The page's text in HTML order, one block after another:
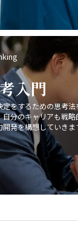
車などが、自社の独自
いることからも、自社
価値提案を行うこと
、競合他社との違い
略の見直しと改善を図
境でも勝利を掴むこ
ドオーシャンの戦い方
く、今後も持続的な
やビジネスパーソン
が求められます。現
ネスマンが自らのキャ
、戦略的思考と柔軟な
ンの荒波を乗り越える
が今後の成功に直結す
入門
定をするための思考法
自分のキャリアも戦略
開発を構想していきま